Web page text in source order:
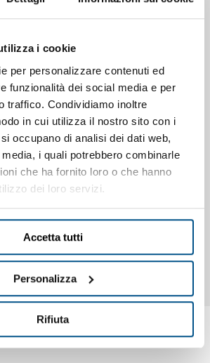
i cookie
per personalizzare contenuti ed
funzionalità dei social media e per
traffico. Condividiamo inoltre
in cui utilizza il nostro sito con i
occupano di analisi dei dati web,
i quali potrebbero combinarle
che ha fornito loro o che hanno
dei loro servizi.
Accetta tutti
Personalizza
Rifiuta
refrigerato in acciaio inox
3 (bacinelle escluse) per condimenti,
1/3). Unità refrigerante incorporata a
refrigerato ed utilizzo di gas R290
(classe energetica C ),
e maggiore resa, con possibilità di
in casi di manutenzione straordinaria
senza il fermo macchina.
elettronica con display digitale di
con algoritmo automatico
Allestimento interno montato ad
removibile per la pulizia, n. 3 coppie
per vano (griglie escluse), maniglie
Classe climatica 5